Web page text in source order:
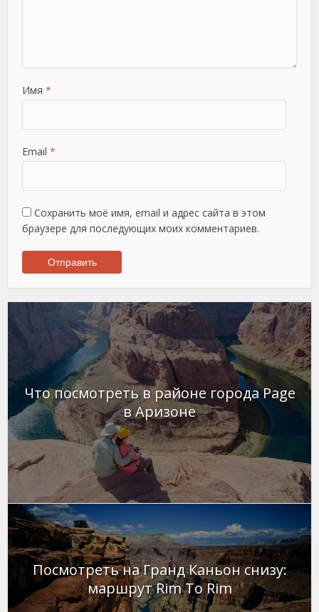
Имя *
Email *
Сохранить моё имя, email и адрес сайта в этом
браузере для последующих моих комментариев.
Что посмотреть в районе города Page
в Аризоне
Посмотреть на Гранд Каньон снизу:
маршрут Rim To Rim